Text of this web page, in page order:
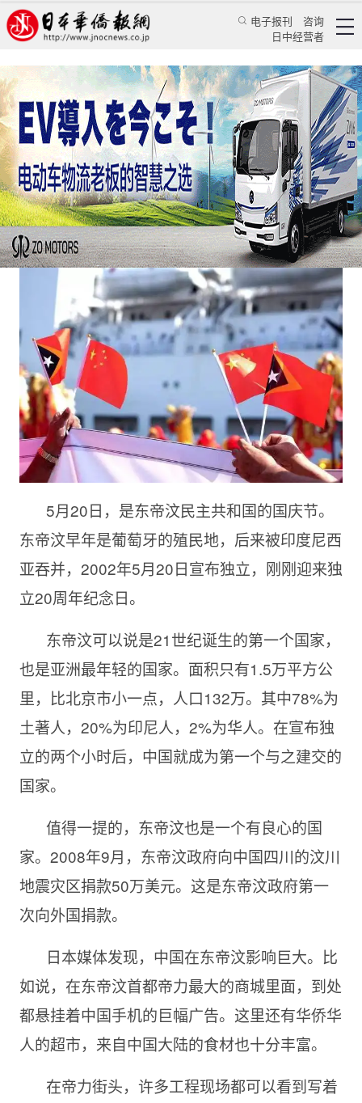
电子报刊
咨询
日中经营者
日本在东帝汶与中国竞争20年败下阵来
蒋丰 评论 国际视角
日本华侨报 2022/5/23 14:39:27
5月20日，是东帝汶民主共和国的国庆节。
东帝汶早年是葡萄牙的殖民地，后来被印度尼西
亚吞并，2002年5月20日宣布独立，刚刚迎来独
立20周年纪念日。
东帝汶可以说是21世纪诞生的第一个国家，
也是亚洲最年轻的国家。面积只有1.5万平方公
里，比北京市小一点，人口132万。其中78%为
土著人，20%为印尼人，2%为华人。在宣布独
立的两个小时后，中国就成为第一个与之建交的
国家。
值得一提的，东帝汶也是一个有良心的国
家。2008年9月，东帝汶政府向中国四川的汶川
地震灾区捐款50万美元。这是东帝汶政府第一
次向外国捐款。
日本媒体发现，中国在东帝汶影响巨大。比
如说，在东帝汶首都帝力最大的商城里面，到处
都悬挂着中国手机的巨幅广告。这里还有华侨华
人的超市，来自中国大陆的食材也十分丰富。
在帝力街头，许多工程现场都可以看到写着